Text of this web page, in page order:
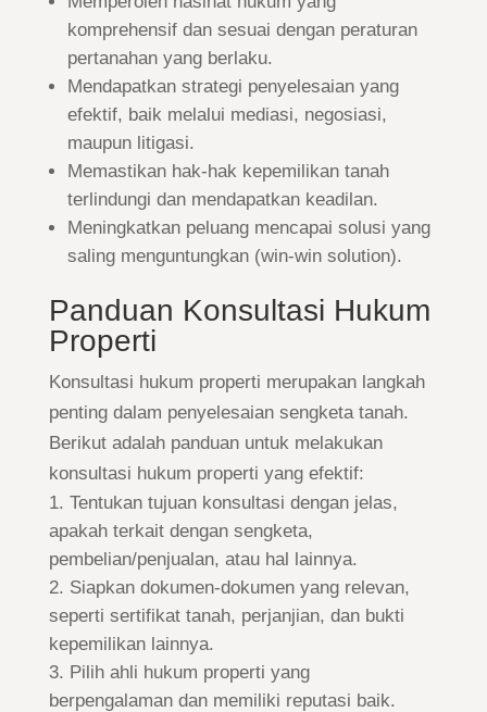
komprehensif dan sesuai dengan peraturan
pertanahan yang berlaku.
Mendapatkan strategi penyelesaian yang
efektif, baik melalui mediasi, negosiasi,
maupun litigasi.
Memastikan hak-hak kepemilikan tanah
terlindungi dan mendapatkan keadilan.
Meningkatkan peluang mencapai solusi yang
saling menguntungkan (win-win solution).
Panduan Konsultasi Hukum
Properti
Konsultasi hukum properti merupakan langkah
penting dalam penyelesaian sengketa tanah.
Berikut adalah panduan untuk melakukan
konsultasi hukum properti yang efektif:
Tentukan tujuan konsultasi dengan jelas,
apakah terkait dengan sengketa,
pembelian/penjualan, atau hal lainnya.
Siapkan dokumen-dokumen yang relevan,
seperti sertifikat tanah, perjanjian, dan bukti
kepemilikan lainnya.
Pilih ahli hukum properti yang
berpengalaman dan memiliki reputasi baik.